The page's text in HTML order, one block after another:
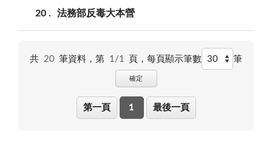
20 法務部反毒大本營
共 20 筆資料，第 1/1 頁，每頁顯示筆數 筆
確定
第一頁 1 最後一頁